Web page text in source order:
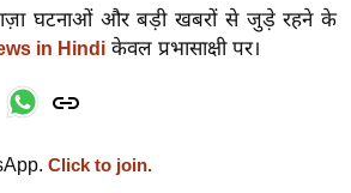
घटनाओं और बड़ी खबरों से जुड़े रहने के
in Hindi केवल प्रभासाक्षी पर।
Click to join.